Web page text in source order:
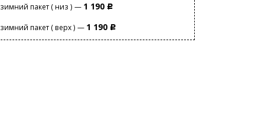
зимний пакет ( низ ) — 1 190 Р
зимний пакет ( верх ) — 1 190 Р